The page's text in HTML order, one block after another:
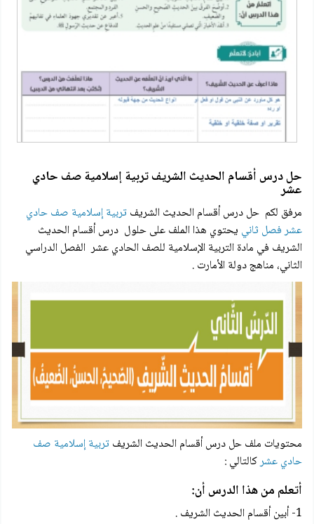
حل درس أقسام الحديث الشريف تربية إسلامية صف حادي
عشر
مرفق لكم حل درس أقسام الحديث الشريفتربية إسلامية صف حادي
عشر فصل ثاني يحتوي هذا الملف على حلول درس أقسام الحديث
الشريف في مادة التربية الإسلامية للصف الحادي عشر الفصل الدراسي
الثاني، مناهج دولة الأمارت .
محتويات ملف حل درس أقسام الحديث الشريفتربية إسلامية صف
حادي عشركالتالي :
أتعلم من هذا الدرس أن:
1- أبين أقسام الحديث الشريف .